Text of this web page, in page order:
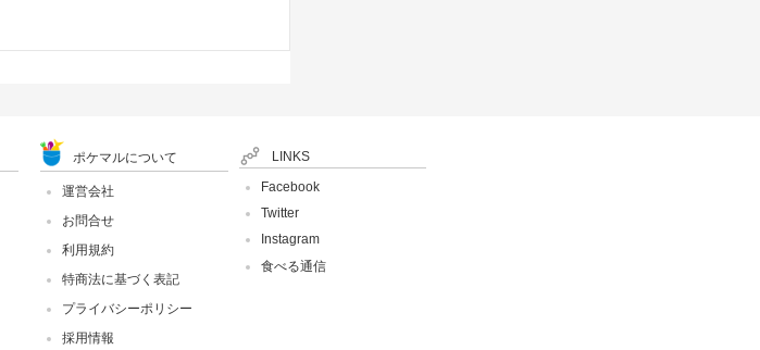
ポケマルについて
運営会社
お問合せ
利用規約
特商法に基づく表記
プライバシーポリシー
採用情報
LINKS
Facebook
Twitter
Instagram
食べる通信